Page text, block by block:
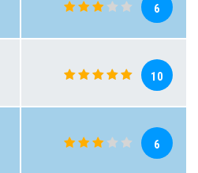
6
10
6